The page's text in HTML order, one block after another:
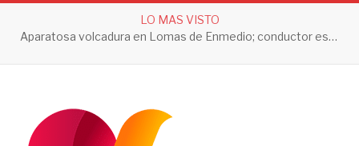
LO MAS VISTO
Aparatosa volcadura en Lomas de Enmedio; conductor es trasladado a prueba de alcoholemia